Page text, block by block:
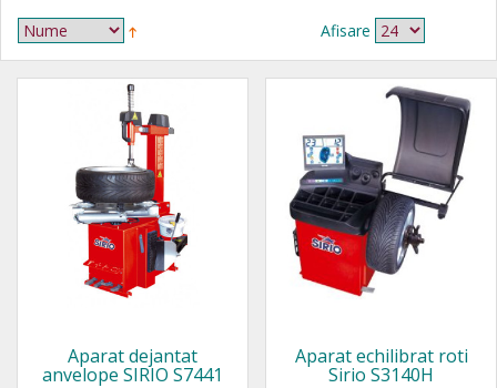
Afisare
Aparat dejantat
anvelope SIRIO S7441
Aparat echilibrat roti
Sirio S3140H